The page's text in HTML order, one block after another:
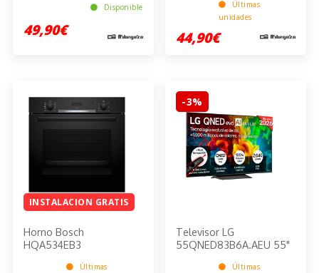
Disponible
49,90€
Últimas
unidades
44,90€
INSTALACION GRATIS
Horno Bosch
HQA534EB3
Últimas
-3%
Televisor LG
55QNED83B6A.AEU 55"
Últimas